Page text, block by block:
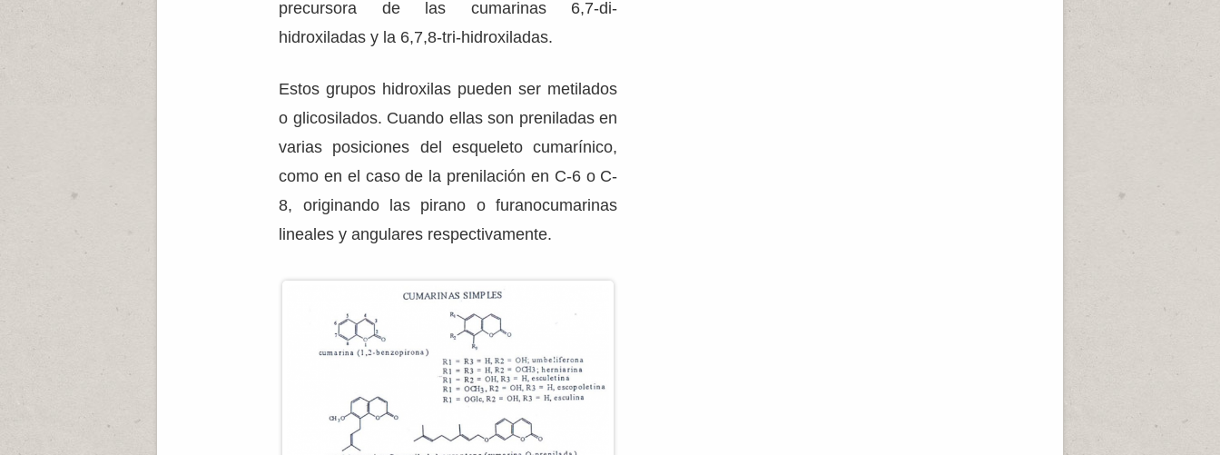
precursora de las cumarinas 6,7-di-
hidroxiladas y la 6,7,8-tri-hidroxiladas.
Estos grupos hidroxilas pueden ser metilados
o glicosilados. Cuando ellas son preniladas en
varias posiciones del esqueleto cumarínico,
como en el caso de la prenilación en C-6 o C-
8, originando las pirano o furanocumarinas
lineales y angulares respectivamente.